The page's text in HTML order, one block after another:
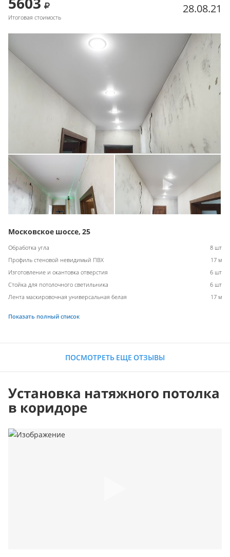
Итоговая стоимость
28.08.21
Московское шоссе, 25
Обработка угла
8 шт
Профиль стеновой невидимый ПВХ
17 м
Изготовление и окантовка отверстия
6 шт
Стойка для потолочного светильника
6 шт
Лента маскировочная универсальная белая
17 м
Показать полный список
ПОСМОТРЕТЬ ЕЩЕ ОТЗЫВЫ
Установка натяжного потолка
в коридоре